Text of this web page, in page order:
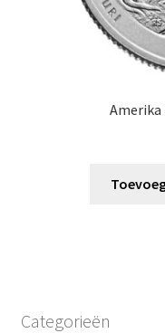
Amerika
Categorieën